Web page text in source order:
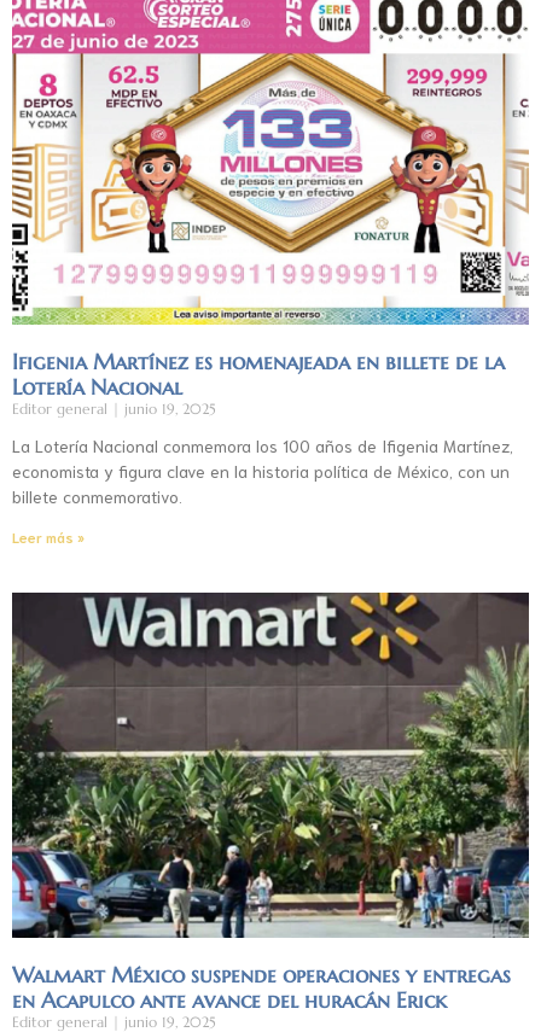
Ifigenia Martínez es homenajeada en billete de la
Lotería Nacional
Editor general junio 19, 2025
La Lotería Nacional conmemora los 100 años de Ifigenia Martínez,
economista y figura clave en la historia política de México, con un
billete conmemorativo.
Leer más »
Walmart México suspende operaciones y entregas
en Acapulco ante avance del huracán Erick
Editor general junio 19, 2025